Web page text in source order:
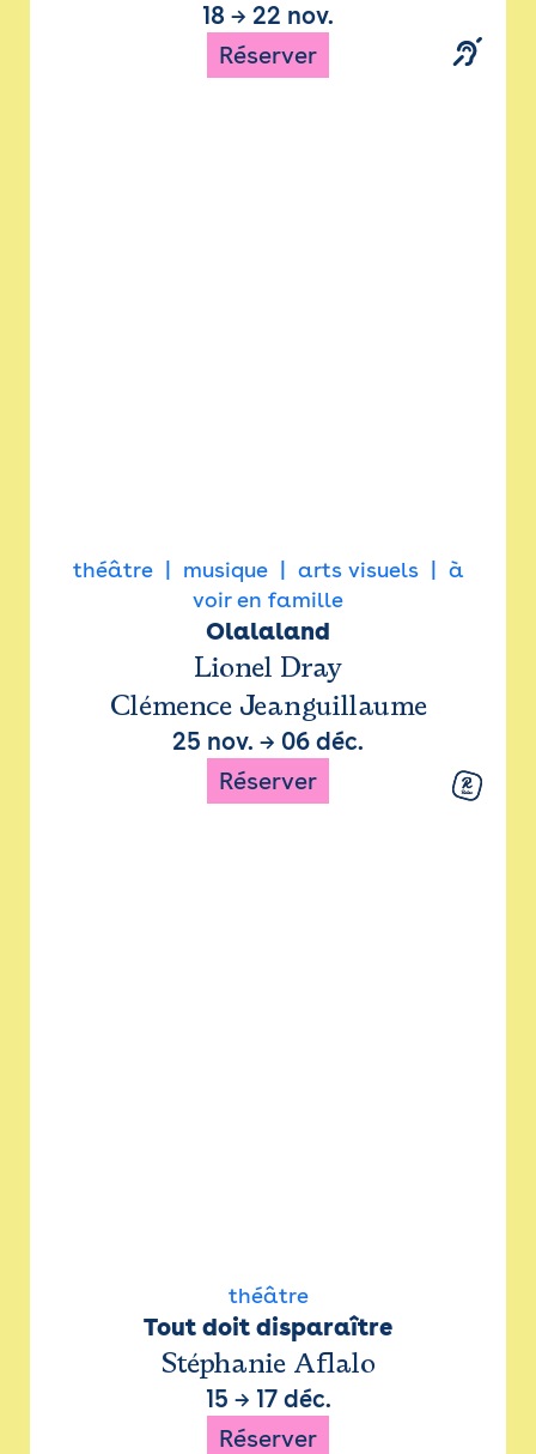
18 → 22 nov.
Réserver
théâtre musique arts visuels
à
voir en famille
Olalaland
Lionel Dray
Clémence Jeanguillaume
25 nov. → 06 déc.
Réserver
théâtre
Tout doit disparaître
Stéphanie Aflalo
15 → 17 déc.
Réserver